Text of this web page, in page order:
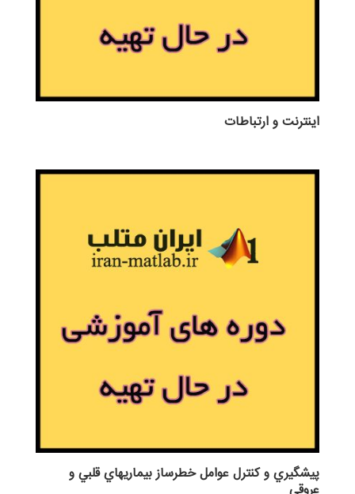
اينترنت و ارتباطات
پيشگيري و كنترل عوامل خطرساز بيماريهاي قلبي و